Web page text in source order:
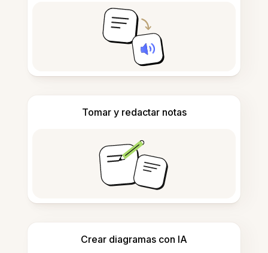
Tomar y redactar notas
Crear diagramas con IA